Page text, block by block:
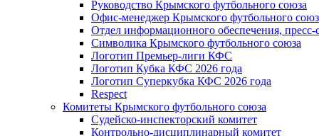
Руководство Крымского футбольного союза
Офис-менеджер Крымского футбольного
Отдел информационного обеспечения, пресс-
Символика Крымского футбольного союза
Логотип Премьер-лиги КФС
Логотип Кубка КФС 2026 года
Логотип Суперкубка КФС 2026 года
Respect
Комитеты Крымского футбольного союза
Судейско-инспекторский комитет
Контрольно-дисциплинарный комитет